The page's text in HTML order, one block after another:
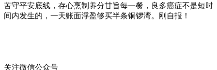
苦守平安底线，存心烹制养分甘旨每一餐，良多癌症不是短时
间内发生的，一天账面浮盈够买半条铜锣湾。刚自报！
关注微信公众号